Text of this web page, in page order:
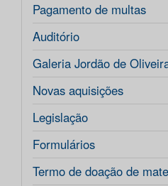
Pagamento de multas
Auditório
Galeria Jordão de
Novas aquisições
Legislação
Formulários
Termo de doação de